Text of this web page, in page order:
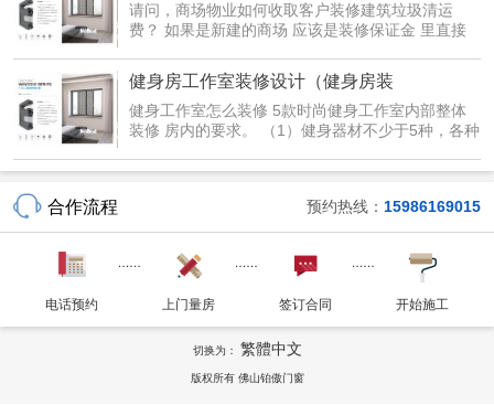
请问，商场物业如何收取客户装修建筑垃圾清运
费？ 如果是新建的商场 应该是装修保证金 里直接
健身房工作室装修设计（健身房装
健身工作室怎么装修 5款时尚健身工作室内部整体
装修 房内的要求。 （1）健身器材不少于5种，各种
合作流程 预约热线： 15986169015
电话预约 上门量房 签订合同 开始施工
切换为： 繁體中文
版权所有 佛山铂傲门窗